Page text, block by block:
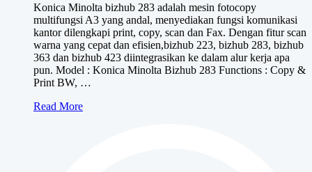
Konica Minolta bizhub 283 adalah mesin fotocopy
multifungsi A3 yang andal, menyediakan fungsi komunikasi
kantor dilengkapi print, copy, scan dan Fax. Dengan fitur scan
warna yang cepat dan efisien,bizhub 223, bizhub 283, bizhub
363 dan bizhub 423 diintegrasikan ke dalam alur kerja apa
pun. Model : Konica Minolta Bizhub 283 Functions : Copy &
Print BW, …
Konica
Read More